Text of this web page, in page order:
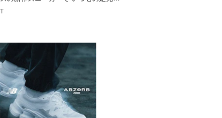
くアップデート